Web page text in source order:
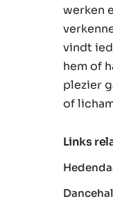
werken
vindt
hem of
plezier
of
Links